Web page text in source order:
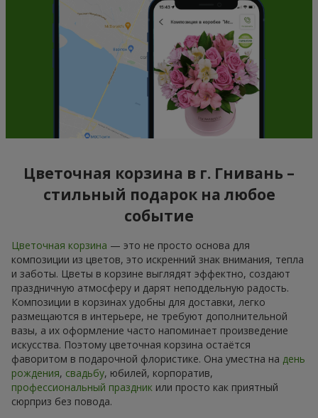
Цветочная корзина в г. Гнивань –
стильный подарок на любое
событие
Цветочная корзина — это не просто основа для
композиции из цветов, это искренний знак внимания, тепла
и заботы. Цветы в корзине выглядят эффектно, создают
праздничную атмосферу и дарят неподдельную радость.
Композиции в корзинах удобны для доставки, легко
размещаются в интерьере, не требуют дополнительной
вазы, а их оформление часто напоминает произведение
искусства. Поэтому цветочная корзина остаётся
фаворитом в подарочной флористике. Она уместна на день
рождения, свадьбу, юбилей, корпоратив,
профессиональный праздник или просто как приятный
сюрприз без повода.